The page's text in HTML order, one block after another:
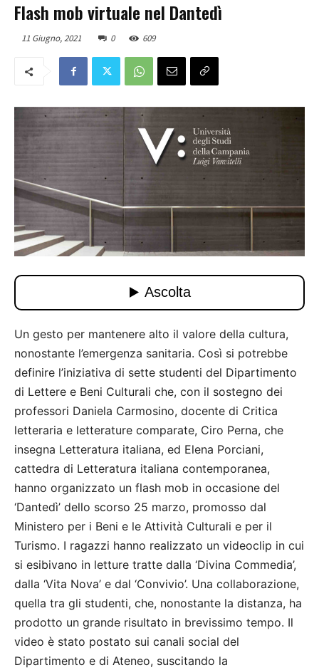
Flash mob virtuale nel Dantedì
11 Giugno, 2021 0 609
Un gesto per mantenere alto il valore della cultura,
nonostante l’emergenza sanitaria. Così si potrebbe
definire l’iniziativa di sette studenti del Dipartimento
di Lettere e Beni Culturali che, con il sostegno dei
professori Daniela Carmosino, docente di Critica
letteraria e letterature comparate, Ciro Perna, che
insegna Letteratura italiana, ed Elena Porciani,
cattedra di Letteratura italiana contemporanea,
hanno organizzato un flash mob in occasione del
‘Dantedì’ dello scorso 25 marzo, promosso dal
Ministero per i Beni e le Attività Culturali e per il
Turismo. I ragazzi hanno realizzato un videoclip in cui
si esibivano in letture tratte dalla ‘Divina Commedia’,
dalla ‘Vita Nova’ e dal ‘Convivio’. Una collaborazione,
quella tra gli studenti, che, nonostante la distanza, ha
prodotto un grande risultato in brevissimo tempo. Il
video è stato postato sui canali social del
Dipartimento e di Ateneo, suscitando la